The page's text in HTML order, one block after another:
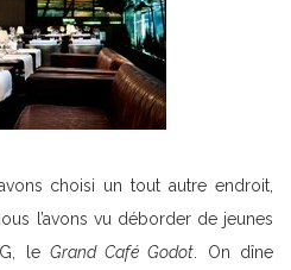
choisi un tout autre endroit,
l’avons vu déborder de jeunes
le Grand Café Godot. On dîne